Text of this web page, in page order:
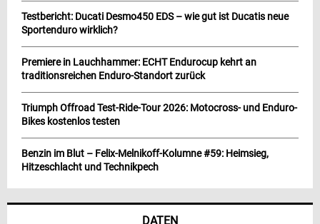
Testbericht: Ducati Desmo450 EDS – wie gut ist Ducatis neue
Sportenduro wirklich?
Premiere in Lauchhammer: ECHT Endurocup kehrt an
traditionsreichen Enduro-Standort zurück
Triumph Offroad Test-Ride-Tour 2026: Motocross- und Enduro-
Bikes kostenlos testen
Benzin im Blut – Felix-Melnikoff-Kolumne #59: Heimsieg,
Hitzeschlacht und Technikpech
DATEN